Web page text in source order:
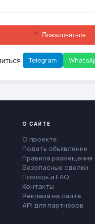
Пожаловаться
Telegram
О САЙТЕ
О проекте
Подать объявление
Правила размещения
Безопасные сделки
Помощь и FAQ
Контакты
Реклама на сайте
API для партнёров